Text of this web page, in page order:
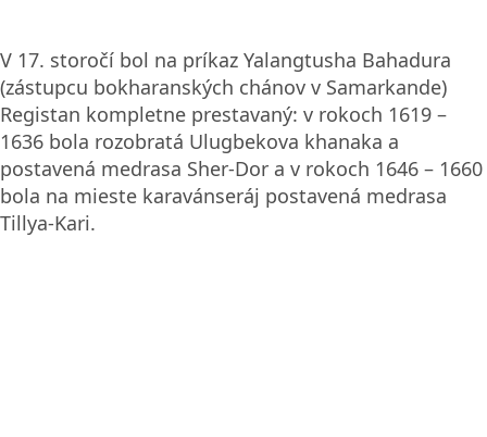
V 17. storočí bol na príkaz Yalangtusha Bahadura
(zástupcu bokharanských chánov v Samarkande)
Registan kompletne prestavaný: v rokoch 1619 –
1636 bola rozobratá Ulugbekova khanaka a
postavená medrasa Sher-Dor a v rokoch 1646 – 1660
bola na mieste karavánseráj postavená medrasa
Tillya-Kari.